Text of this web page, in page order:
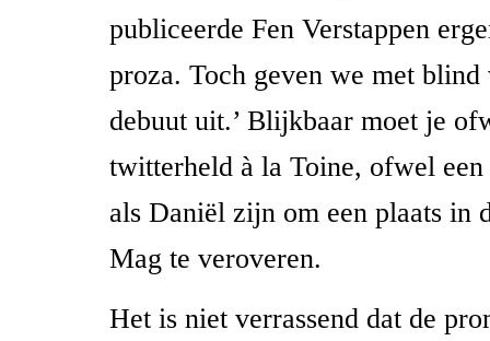
publiceerde Fen Verstappen
proza. Toch geven we met
debuut uit.’ Blijkbaar moet je
twitterheld à la Toine, ofwel
als Daniël zijn om een plaats in
Mag te veroveren.
Het is niet verrassend dat de